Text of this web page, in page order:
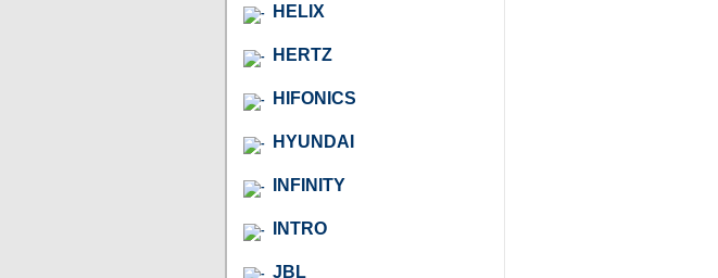
HELIX
HERTZ
HIFONICS
HYUNDAI
INFINITY
INTRO
JBL